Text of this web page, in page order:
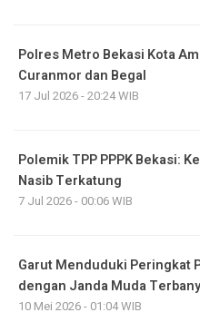
Polres Metro Bekasi Kota
Curanmor dan Begal
17 Jul 2026 - 20:24 WIB
Polemik TPP PPPK Bekasi:
Nasib Terkatung
7 Jul 2026 - 00:06 WIB
Garut Menduduki Peringkat
dengan Janda Muda
10 Mei 2026 - 01:04 WIB